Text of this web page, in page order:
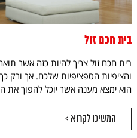
בית חכם זול
בית חכם זול צריך להיות כזה אשר
והציפיות הספציפיות שלכם. אך ורק
הוא ימצא מענה אשר יוכל להפוך את
המשיכו לקרוא >